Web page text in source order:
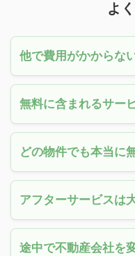
よ
他で費用がかからな
無料に含まれるサー
どの物件でも本当に
アフターサービスは
途中で不動産会社を